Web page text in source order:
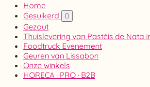
Home
Gesuikerd

Gezout
Thuislevering van Pastéis de Nata
Foodtruck Evenement
Geuren van Lissabon
Onze winkels
HORECA · PRO · B2B